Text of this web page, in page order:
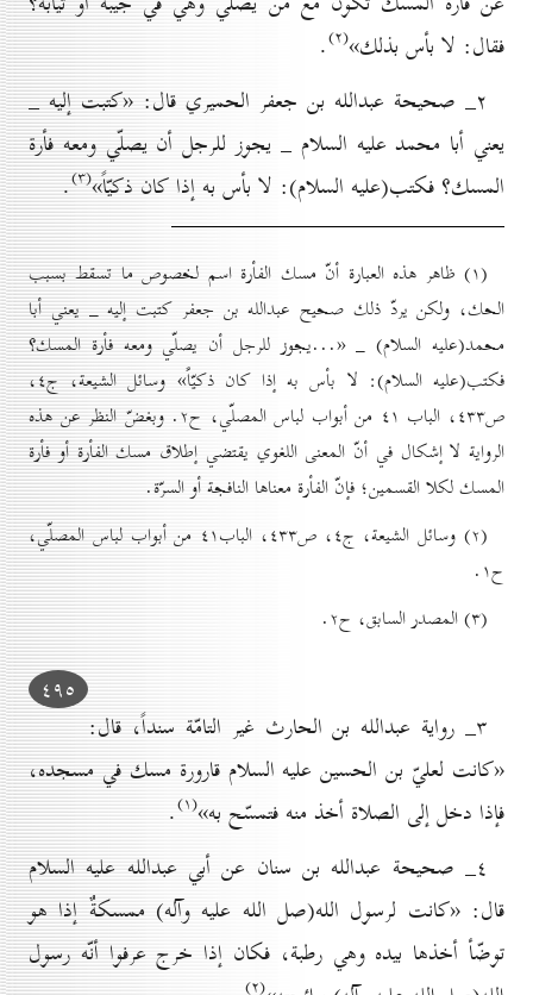
فقال: لا بأس بذلك»(۲) .
۲_ صحيحة عبدالله بن جعفر الحميري قال: «كتبت إليه _
يعني أبا محمد عليه السلام _ يجوز للرجل أن يصلّي ومعه فأرة
المسك؟ فكتب(عليه السلام): لا بأس به إذا كان ذكيّاً»(۳) .
(۱) ظاهر هذه العبارة أنّ مسك الفأرة اسم لخصوص ما تسقط بسبب
الحك، ولكن يردّ ذلك صحيح عبدالله بن جعفر كتبت إليه _ يعني أبا
محمد(عليه السلام) _ «...يجوز للرجل أن يصلّي ومعه فأرة المسك؟
فكتب(عليه السلام): لا بأس به إذا كان ذكيّاً» وسائل الشيعة، ج٤،
ص٤۳۳، الباب ٤۱ من أبواب لباس المصلّي، ح۲. وبغضّ النظر عن هذه
الرواية لا إشكال في أنّ المعنى اللغوي يقتضي إطلاق مسك الفأرة أو فأرة
المسك لكلا القسمين؛ فإنّ الفأرة معناها النافجة أو السرّة.
(۲) وسائل الشيعة، ج٤، ص٤۳۳، الباب٤۱ من أبواب لباس المصلّي،
ح۱.
(۳) المصدر السابق، ح۲.
٤۹٥
۳_ رواية عبدالله بن الحارث غير التامّة سنداً، قال:
«كانت لعليّ بن الحسين عليه السلام قارورة مسك في مسجده،
فإذا دخل إلى الصلاة أخذ منه فتمسّح به»(۱) .
٤_ صحيحة عبدالله بن سنان عن أبي عبدالله عليه السلام
قال: «كانت لرسول الله(صل الله عليه وآله) ممسكةٌ إذا هو
توضّأ أخذها بيده وهي رطبة، فكان إذا خرج عرفوا أنّه رسول
(۲)